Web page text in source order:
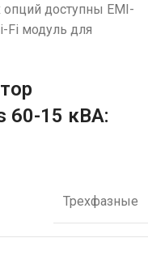
доступны EMI-
Fi модуль для
60-15 кВА:
Трехфазные